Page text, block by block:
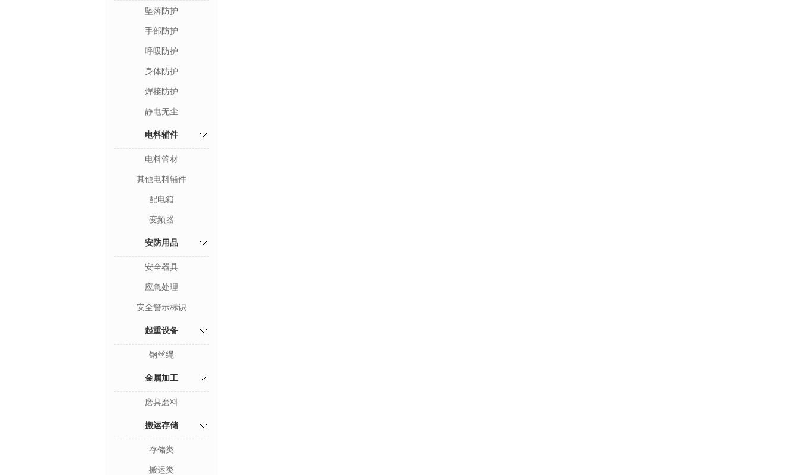
坠落防护
手部防护
呼吸防护
身体防护
焊接防护
静电无尘
电料辅件
电料管材
其他电料辅件
配电箱
变频器
安防用品
安全器具
应急处理
安全警示标识
起重设备
钢丝绳
金属加工
磨具磨料
搬运存储
存储类
搬运类